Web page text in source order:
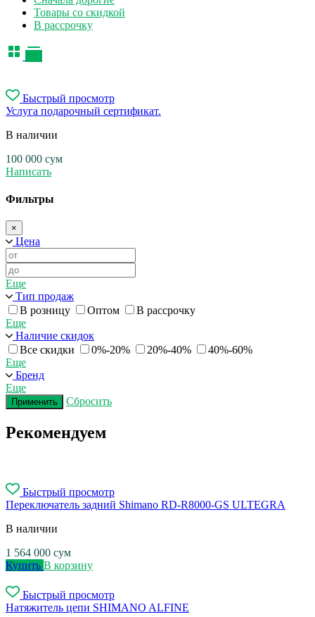
Товары со скидкой
В рассрочку
Быстрый просмотр
Услуга подарочный сертификат.
В наличии
100 000 сум
Написать
Фильтры
×
Цена
Еще
Тип продаж
В розницу
Оптом
В рассрочку
Еще
Наличие скидок
Все скидки
0%-20% 20%-40%
40%-60%
Еще
Бренд
Еще
Применить Сбросить
Рекомендуем
Быстрый просмотр
Переключатель задний Shimano RD-R8000-GS ULTEGRA
В наличии
1 564 000 сум
Купить В корзину
Быстрый просмотр
Натяжитель цепи SHIMANO ALFINE